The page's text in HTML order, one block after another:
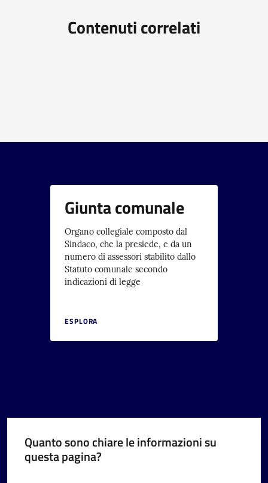
Contenuti correlati
Giunta comunale
Organo collegiale composto dal
Sindaco, che la presiede, e da un
numero di assessori stabilito dallo
Statuto comunale secondo
indicazioni di legge
ESPLORA
Quanto sono chiare le informazioni su
questa pagina?